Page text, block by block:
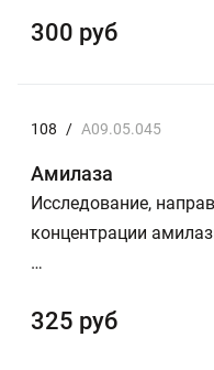
300 руб
108 / A09.05.045
Амилаза
Исследование,
концентрации
…
325 руб